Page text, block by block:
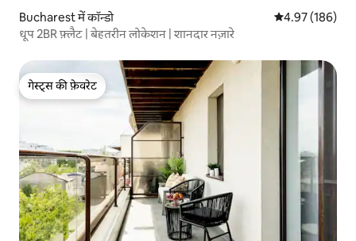
Bucharest में कॉन्डो औसत रेटिंग 5 में से
4.97 (186)
धूप 2BR फ़्लैट | बेहतरीन लोकेशन | शानदार नज़ारे
गेस्ट्स की फ़ेवरेट
गेस्ट्स की फ़ेवरेट